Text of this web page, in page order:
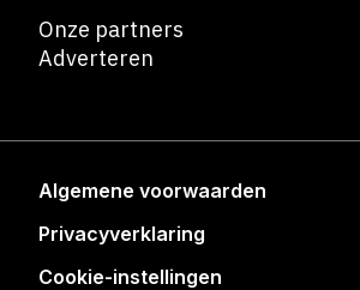
Onze partners
Adverteren
Algemene voorwaarden
Privacyverklaring
Cookie-instellingen